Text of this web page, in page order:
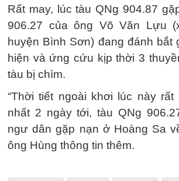
Rất may, lúc tàu QNg 904.87
906.27 của ông Võ Văn Lựu
huyện Bình Sơn) đang đánh bắt
hiện và ứng cứu kịp thời 3
tàu bị chìm.
“Thời tiết ngoài khơi lúc này rất
nhất 2 ngày tới, tàu QNg
ngư dân gặp nạn ở Hoàng Sa
ông Hùng thông tin thêm.